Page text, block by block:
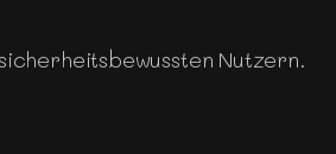
Nutzern.